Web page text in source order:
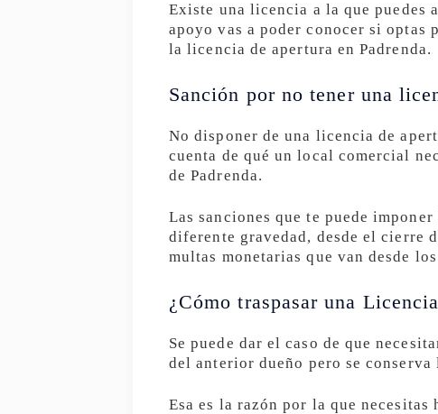
Existe una licencia a la que puedes
apoyo vas a poder conocer si optas
la licencia de apertura en Padrenda.
Sanción por no tener una
No disponer de una licencia de
cuenta de qué un local comercial
de Padrenda.
Las sanciones que te puede
diferente gravedad, desde el cierre
multas monetarias que van desde
¿Cómo traspasar una
Se puede dar el caso de que
del anterior dueño pero se
Esa es la razón por la que